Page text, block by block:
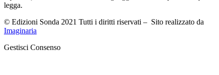
legga.
© Edizioni Sonda 2021 Tutti i diritti riservati – Sito realizzato da
Imaginaria
Gestisci Consenso